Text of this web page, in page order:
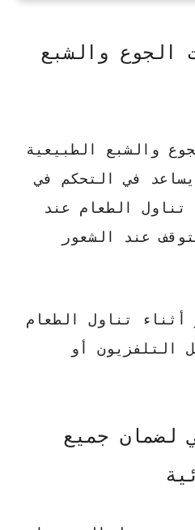
الجوع والشبع
والشبع الطبيعية
في التحكم في
الطعام عند
عند الشعور
أثناء تناول الطعام
التلفزيون أو
لضمان جميع